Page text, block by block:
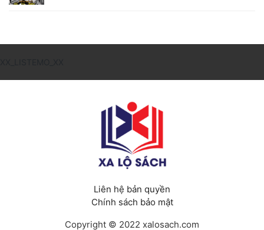
Liên hệ bản quyền
Chính sách bảo mật
Copyright © 2022 xalosach.com